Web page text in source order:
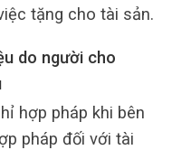
tặng cho tài sản.
do người cho
hợp pháp khi bên
pháp đối với tài